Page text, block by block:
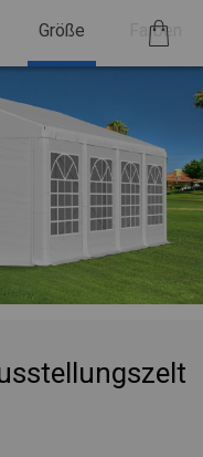
Größe Farben